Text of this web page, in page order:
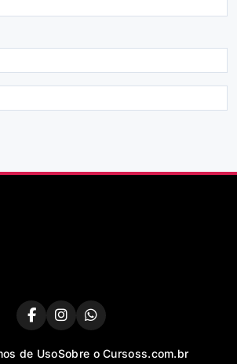
de UsoSobre o Cursoss.com.br